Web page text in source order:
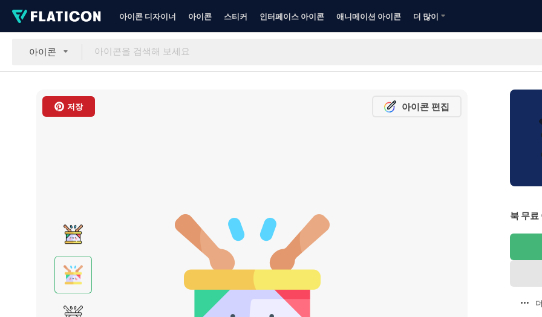
아이콘 디자이너 아이콘 스티커 인터페이스 아이콘 애니메이션 아이콘 더 많이
아이콘
저장 아이콘 편집
북 무료